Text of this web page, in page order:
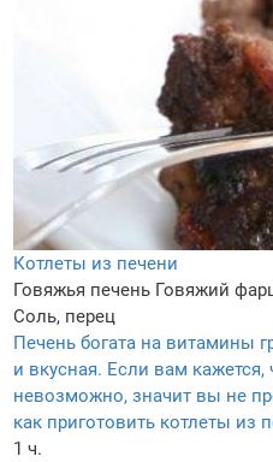
Котлеты из печени
Говяжья печень Говяжий
Соль, перец
Печень богата на витамины
и вкусная. Если вам кажется,
невозможно, значит вы не
как приготовить котлеты из
1 ч.